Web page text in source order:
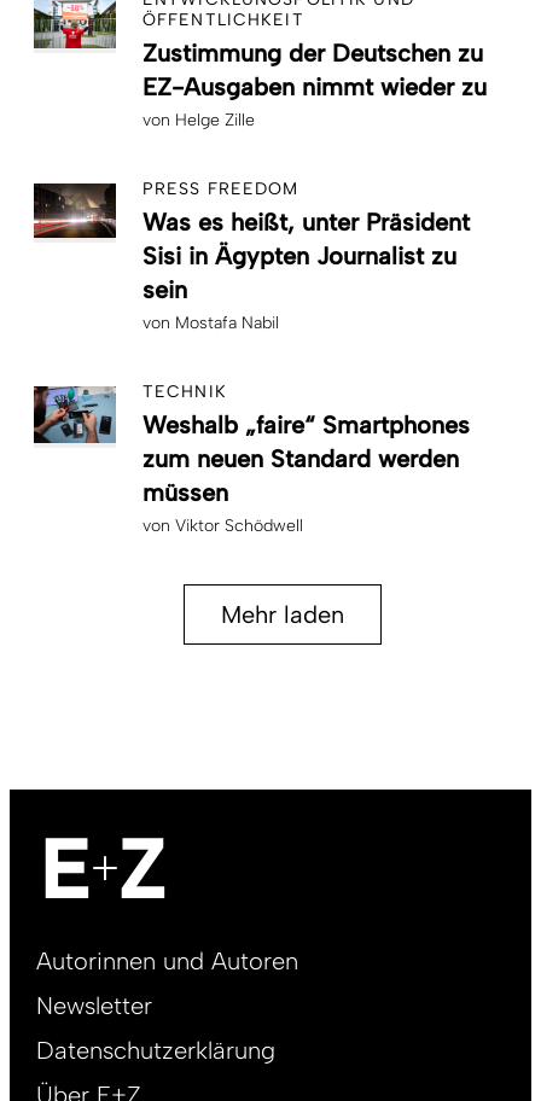
ÖFFENTLICHKEIT
Zustimmung der Deutschen zu
EZ-Ausgaben nimmt wieder zu
von Helge Zille
PRESS FREEDOM
Was es heißt, unter Präsident
Sisi in Ägypten Journalist zu
sein
von Mostafa Nabil
TECHNIK
Weshalb „faire“ Smartphones
zum neuen Standard werden
müssen
von Viktor Schödwell
Mehr laden
Footer
DE
Autorinnen und Autoren
Newsletter
Datenschutzerklärung
Über E+Z